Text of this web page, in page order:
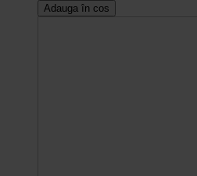
Adauga în cos